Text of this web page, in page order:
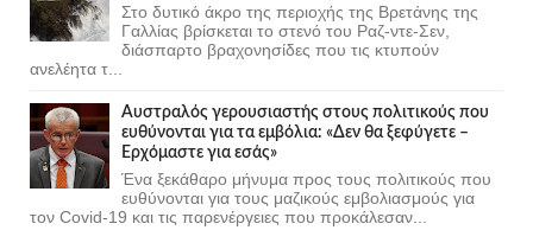
Στο δυτικό άκρο της περιοχής της Βρετάνης της
Γαλλίας βρίσκεται το στενό του Ραζ-ντε-Σεν,
διάσπαρτο βραχονησίδες που τις κτυπούν
ανελέητα τ...
Αυστραλός γερουσιαστής στους πολιτικούς που
ευθύνονται για τα εμβόλια: «Δεν θα ξεφύγετε –
Ερχόμαστε για εσάς»
Ένα ξεκάθαρο μήνυμα προς τους πολιτικούς που
ευθύνονται για τους μαζικούς εμβολιασμούς για
τον Covid-19 και τις παρενέργειες που προκάλεσαν...